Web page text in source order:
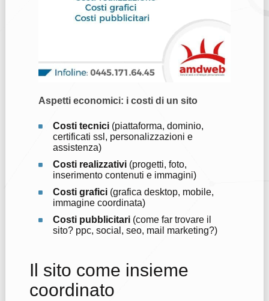
Aspetti economici: i costi di un sito
Costi tecnici(piattaforma, dominio,
certificati ssl, personalizzazioni e
assistenza)
Costi realizzativi(progetti, foto,
inserimento contenuti e immagini)
Costi grafici(grafica desktop, mobile,
immagine coordinata)
Costi pubblicitari(come far trovare il
sito? ppc, social, seo, mail marketing?)
Il sito come insieme
coordinato